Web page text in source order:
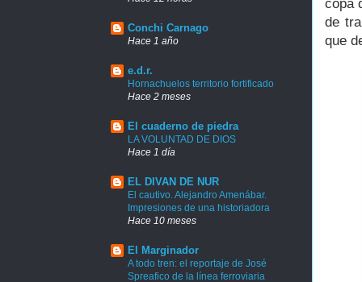
copa
de
que
Conchi Carnago
Hace 1 año
e.d.r.
Hornachuelos territorio fortificado
Hace 2 meses
El cuaderno de piedra
LA VOLUNTAD DE DIOS
Hace 1 día
EL DIVAN DE NUR
El cautivo. Alejandro Amenábar.
Impresiones de una historiadora
Hace 10 meses
El Marginador
A todo tren: el reportaje de José
Spreafico de la línea ferroviaria